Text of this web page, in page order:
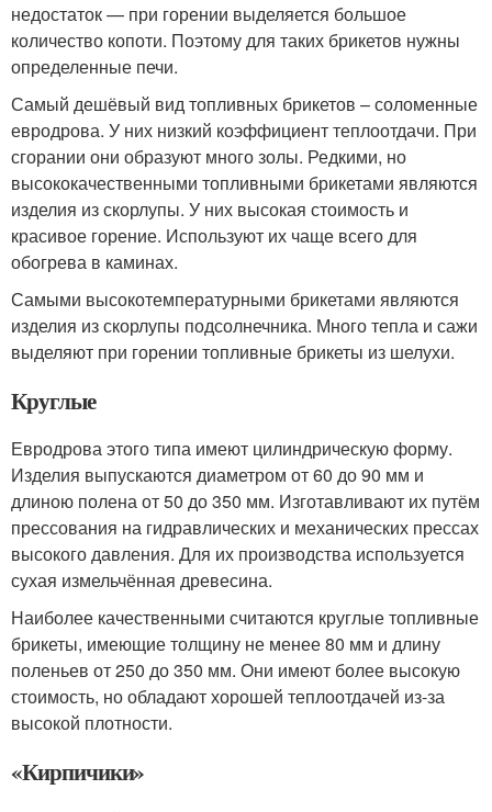
недостаток — при горении выделяется большое
количество копоти. Поэтому для таких брикетов нужны
определенные печи.
Самый дешёвый вид топливных брикетов – соломенные
евродрова. У них низкий коэффициент теплоотдачи. При
сгорании они образуют много золы. Редкими, но
высококачественными топливными брикетами являются
изделия из скорлупы. У них высокая стоимость и
красивое горение. Используют их чаще всего для
обогрева в каминах.
Самыми высокотемпературными брикетами являются
изделия из скорлупы подсолнечника. Много тепла и сажи
выделяют при горении топливные брикеты из шелухи.
Круглые
Евродрова этого типа имеют цилиндрическую форму.
Изделия выпускаются диаметром от 60 до 90 мм и
длиною полена от 50 до 350 мм. Изготавливают их путём
прессования на гидравлических и механических прессах
высокого давления. Для их производства используется
сухая измельчённая древесина.
Наиболее качественными считаются круглые топливные
брикеты, имеющие толщину не менее 80 мм и длину
поленьев от 250 до 350 мм. Они имеют более высокую
стоимость, но обладают хорошей теплоотдачей из-за
высокой плотности.
«Кирпичики»